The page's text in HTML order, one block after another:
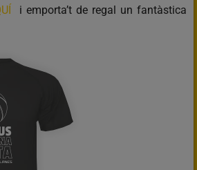
i emporta’t de regal un fantàstica